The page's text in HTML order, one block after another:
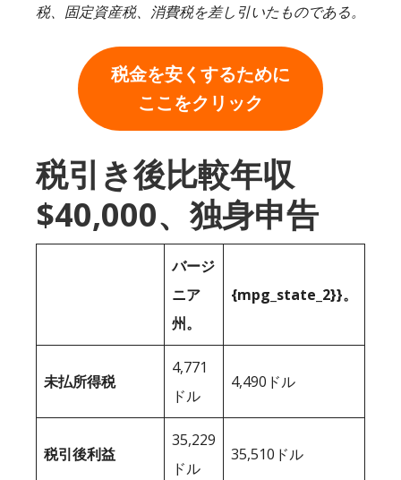
税、固定資産税、消費税を差し引いたものである。
税金を安くするために
ここをクリック
税引き後比較年収
$40,000、独身申告
バージ
ニア
州。
{mpg_state_2}}。
未払所得税
4,771
ドル
4,490ドル
税引後利益
35,229
ドル
35,510ドル